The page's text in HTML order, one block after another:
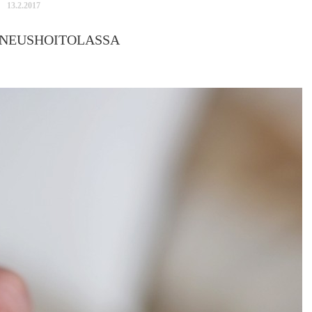
13.2.2017